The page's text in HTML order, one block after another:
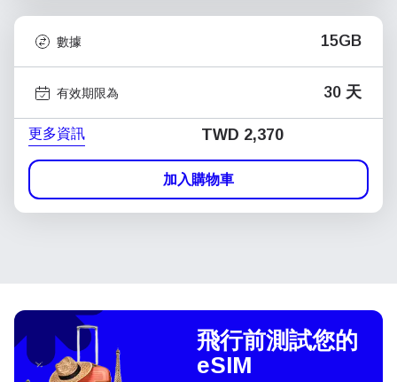
數據 15GB
有效期限為 30 天
更多資訊 TWD 2,370
加入購物車
飛行前測試您的
eSIM